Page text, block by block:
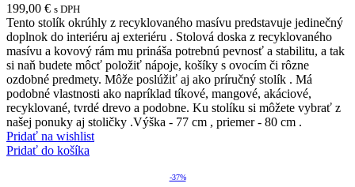
199,00 € s DPH
Tento stolík okrúhly z recyklovaného masívu predstavuje jedinečný
doplnok do interiéru aj exteriéru . Stolová doska z recyklovaného
masívu a kovový rám mu prináša potrebnú pevnosť a stabilitu, a tak
si naň budete môcť položiť nápoje, košíky s ovocím či rôzne
ozdobné predmety. Môže poslúžiť aj ako príručný stolík . Má
podobné vlastnosti ako napríklad tíkové, mangové, akáciové,
recyklované, tvrdé drevo a podobne. Ku stolíku si môžete vybrať z
našej ponuky aj stoličky .Výška - 77 cm , priemer - 80 cm .
Pridať na wishlist
Pridať do košíka
-37%